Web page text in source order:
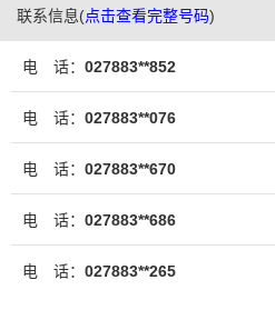
联系信息(点击查看完整号码)
电 话： 027883**852
电 话： 027883**076
电 话： 027883**670
电 话： 027883**686
电 话： 027883**265